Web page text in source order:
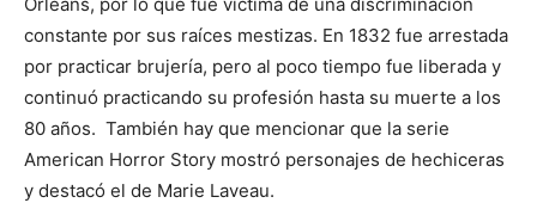
constante por sus raíces mestizas. En 1832 fue arrestada
por practicar brujería, pero al poco tiempo fue liberada y
continuó practicando su profesión hasta su muerte a los
80 años. También hay que mencionar que la serie
American Horror Story mostró personajes de hechiceras
y destacó el de Marie Laveau.